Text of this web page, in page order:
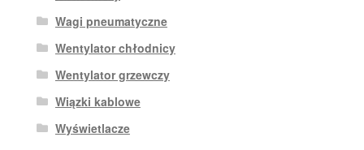
Wagi pneumatyczne
Wentylator chłodnicy
Wentylator grzewczy
Wiązki kablowe
Wyświetlacze